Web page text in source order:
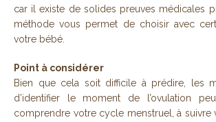
car il existe de solides preuves médicales
méthode vous permet de choisir avec
votre bébé.
Point à considérer
Bien que cela soit difficile à prédire, les
d’identifier le moment de l’ovulation
comprendre votre cycle menstruel, à suivre